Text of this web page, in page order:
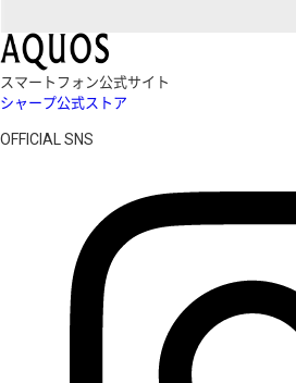
スマートフォン公式サイト
シャープ公式ストア
OFFICIAL SNS